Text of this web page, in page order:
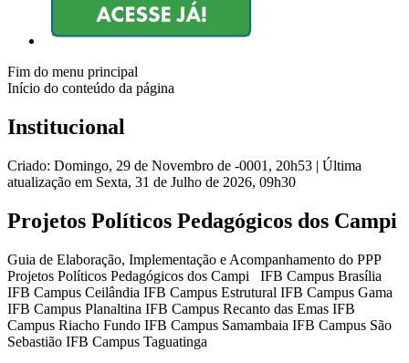
Fim do menu principal
Início do conteúdo da página
Institucional
Criado: Domingo, 29 de Novembro de -0001, 20h53 | Última
atualização em Sexta, 31 de Julho de 2026, 09h30
Projetos Políticos Pedagógicos dos Campi
Guia de Elaboração, Implementação e Acompanhamento do PPP
Projetos Políticos Pedagógicos dos Campi IFB Campus Brasília
IFB Campus Ceilândia IFB Campus Estrutural IFB Campus Gama
IFB Campus Planaltina IFB Campus Recanto das Emas IFB
Campus Riacho Fundo IFB Campus Samambaia IFB Campus São
Sebastião IFB Campus Taguatinga